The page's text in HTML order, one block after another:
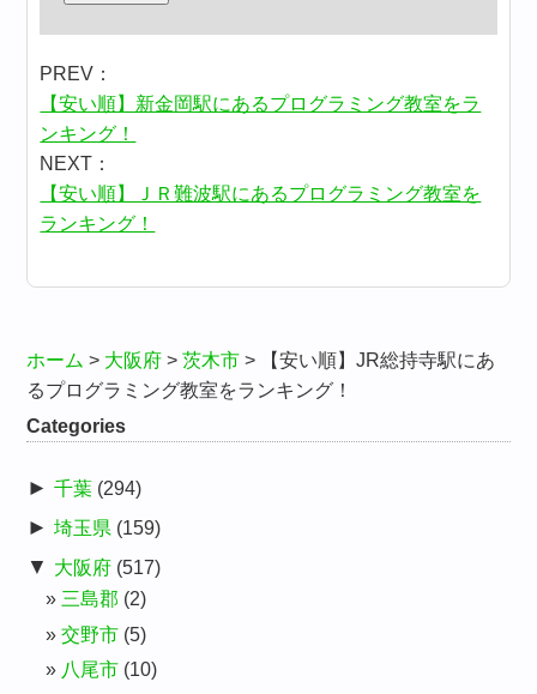
PREV：
【安い順】新金岡駅にあるプログラミング教室をラ
ンキング！
NEXT：
【安い順】ＪＲ難波駅にあるプログラミング教室を
ランキング！
ホーム > 大阪府 >茨木市 >
【安い順】JR総持寺駅にあ
るプログラミング教室をランキング！
Categories
► 千葉 (294)
► 埼玉県 (159)
▼ 大阪府 (517)
三島郡 (2)
交野市 (5)
八尾市 (10)